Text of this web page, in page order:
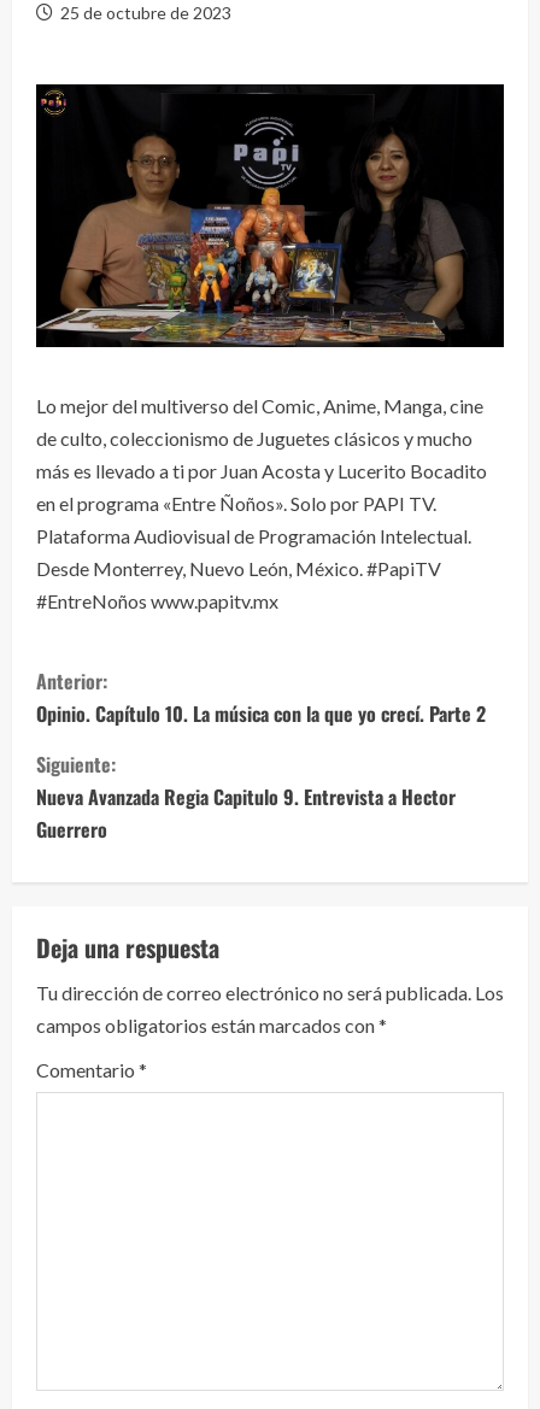
25 de octubre de 2023
Lo mejor del multiverso del Comic, Anime, Manga, cine
de culto, coleccionismo de Juguetes clásicos y mucho
más es llevado a ti por Juan Acosta y Lucerito Bocadito
en el programa «Entre Ñoños». Solo por PAPI TV.
Plataforma Audiovisual de Programación Intelectual.
Desde Monterrey, Nuevo León, México. #PapiTV
#EntreNoños www.papitv.mx
S
i
g
u
e
l
e
y
e
Anterior:
Opinio. Capítulo 10. La música con la que yo crecí. Parte 2
Siguiente:
Nueva Avanzada Regia Capitulo 9. Entrevista a Hector
Guerrero
Deja una respuesta
Tu dirección de correo electrónico no será publicada. Los
campos obligatorios están marcados con*
Comentario *